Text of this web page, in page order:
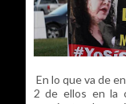
En lo que va de
2 de ellos en la